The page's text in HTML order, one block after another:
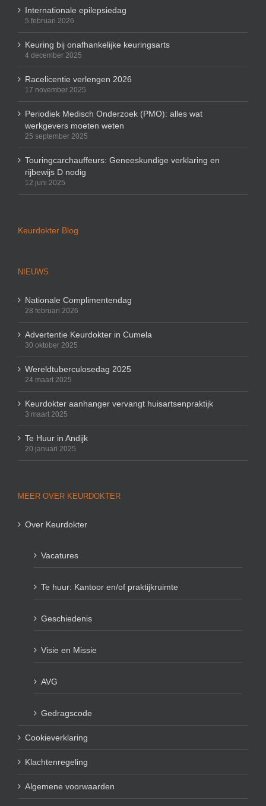
Internationale epilepsiedag
5 februari 2026
Keuring bij onafhankelijke keuringsarts
4 december 2025
Racelicentie verlengen 2026
17 november 2025
Periodiek Medisch Onderzoek (PMO): alles wat
werkgevers moeten weten
25 september 2025
Touringcarchauffeurs: Geneeskundige verklaring en
rijbewijs D nodig
12 juni 2025
Keurdokter Blog
NIEUWS
Nationale Complimentendag
28 februari 2026
Advertentie Keurdokter in Cumela
30 oktober 2025
Wereldtuberculosedag 2025
24 maart 2025
Keurdokter aanhanger vervangt huisartsenpraktijk
3 maart 2025
Te Huur in Andijk
20 januari 2025
MEER OVER KEURDOKTER
Over Keurdokter
Vacatures
Te huur: Kantoor en/of praktijkruimte
Geschiedenis
Visie en Missie
AVG
Gedragscode
Cookieverklaring
Klachtenregeling
Algemene voorwaarden